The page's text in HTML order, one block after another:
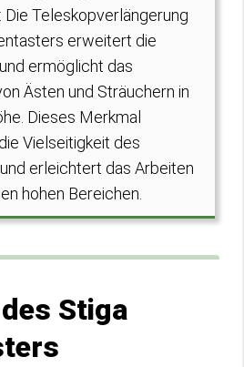
: Die Teleskopverlängerung
erweitert die
ermöglicht das
Ästen und Sträuchern in
Dieses Merkmal
Vielseitigkeit des
erleichtert das Arbeiten
hohen Bereichen.
Stiga